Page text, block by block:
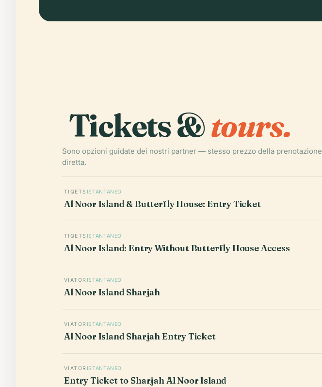
Tickets &tours.
Sono opzioni guidate dei nostri partner — stesso prezzo della prenotazione
diretta.
TIQETS ISTANTANEO
Al Noor Island & Butterfly House: Entry Ticket
TIQETS ISTANTANEO
Al Noor Island: Entry Without Butterfly House Access
VIATOR ISTANTANEO
Al Noor Island Sharjah
VIATOR ISTANTANEO
Al Noor Island Sharjah Entry Ticket
VIATOR ISTANTANEO
Entry Ticket to Sharjah Al Noor Island